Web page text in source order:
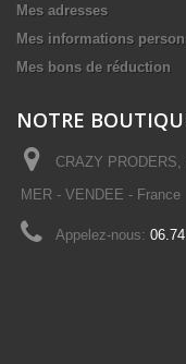
Mes adresses
Mes informations
Mes bons de réduction
NOTRE
CRAZY
MER - VENDEE - France
Appelez-nous: